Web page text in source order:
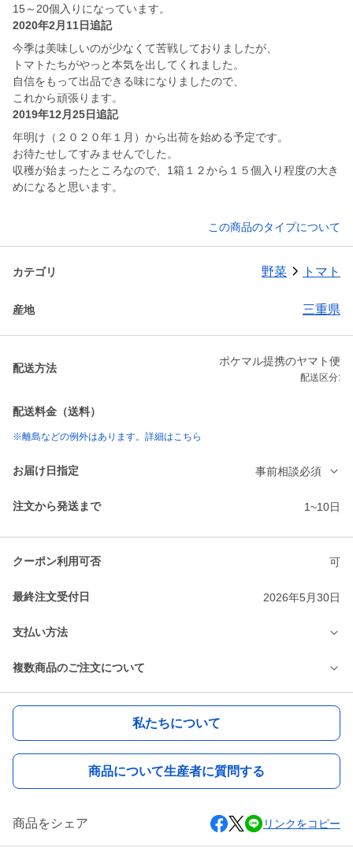
15～20個入りになっています。
2020年2月11日追記
今季は美味しいのが少なくて苦戦しておりましたが、
トマトたちがやっと本気を出してくれました。
自信をもって出品できる味になりましたので、
これから頑張ります。
2019年12月25日追記
年明け（２０２０年１月）から出荷を始める予定です。
お待たせしてすみませんでした。
収穫が始まったところなので、1箱１２から１５個入り程度の大き
めになると思います。
この商品のタイプについて
カテゴリ 野菜 トマト
産地 三重県
配送方法
ポケマル提携のヤマト便
配送区分:
配送料金（送料）
※離島などの例外はあります。詳細はこちら
お届け日指定 事前相談必須
注文から発送まで 1~10日
クーポン利用可否 可
最終注文受付日 2026年5月30日
支払い方法
複数商品のご注文について
私たちについて
商品について生産者に質問する
商品をシェア リンクをコピー